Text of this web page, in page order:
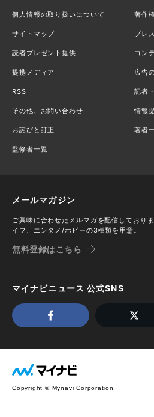
個人情報の取り扱いについて 著作
サイトマップ プレ
読者プレゼント提供 コン
提携メディア 広告
RSS 記者
その他、お問い合わせ 情報
お詫びと訂正 著者
監修者一覧
メールマガジン
ご興味に合わせたメルマガを配信しており
イフ、エンタメ/ホビーの3種類を用意。
無料登録はこちら
マイナビニュース 公式SNS
Copyright © Mynavi Corporation